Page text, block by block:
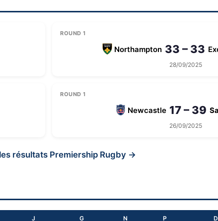
ROUND 1
Northampton 33 – 33
28/09/2025
ROUND 1
Newcastle 17 – 39
26/09/2025
résultats Premiership Rugby →
J G N P